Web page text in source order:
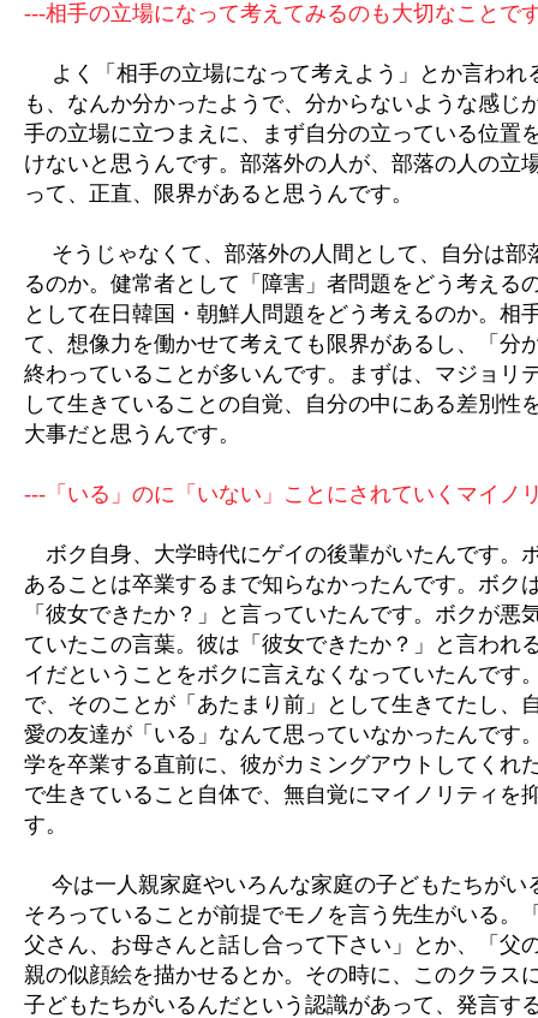
---相手の立場になって考えてみるのも大切なことで
よく「相手の立場になって考えよう」とか言われ
も、なんか分かったようで、分からないような感じ
手の立場に立つまえに、まず自分の立っている位置
けないと思うんです。部落外の人が、部落の人の立
って、正直、限界があると思うんです。
そうじゃなくて、部落外の人間として、自分は部
るのか。健常者として「障害」者問題をどう考える
として在日韓国・朝鮮人問題をどう考えるのか。相
て、想像力を働かせて考えても限界があるし、「分
終わっていることが多いんです。まずは、マジョリ
して生きていることの自覚、自分の中にある差別性
大事だと思うんです。
---「いる」のに「いない」ことにされていくマイノ
ボク自身、大学時代にゲイの後輩がいたんです。
あることは卒業するまで知らなかったんです。ボク
「彼女できたか？」と言っていたんです。ボクが悪
ていたこの言葉。彼は「彼女できたか？」と言われ
イだということをボクに言えなくなっていたんです
で、そのことが「あたまり前」として生きてたし、
愛の友達が「いる」なんて思っていなかったんです
学を卒業する直前に、彼がカミングアウトしてくれ
で生きていること自体で、無自覚にマイノリティを
す。
今は一人親家庭やいろんな家庭の子どもたちがい
そろっていることが前提でモノを言う先生がいる。
父さん、お母さんと話し合って下さい」とか、「父
親の似顔絵を描かせるとか。その時に、このクラス
子どもたちがいるんだという認識があって、発言す